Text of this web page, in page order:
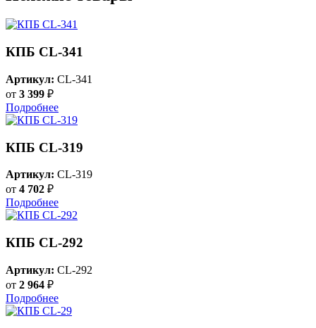
КПБ CL-341
Артикул: CL-341
от 3 399 ₽
Подробнее
КПБ CL-319
Артикул: CL-319
от 4 702 ₽
Подробнее
КПБ CL-292
Артикул: CL-292
от 2 964 ₽
Подробнее